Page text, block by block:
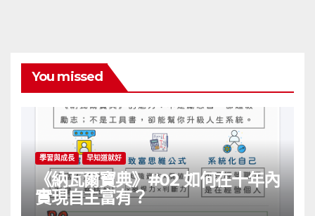
You missed
學習與成長 早知道就好
《納瓦爾寶典》#02 如何在十年內
實現自主富有？